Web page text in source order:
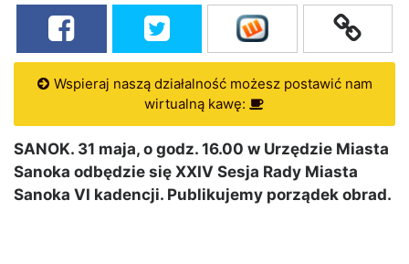
Wspieraj naszą działalność możesz postawić nam
wirtualną kawę:
SANOK. 31 maja, o godz. 16.00 w Urzędzie Miasta
Sanoka odbędzie się XXIV Sesja Rady Miasta
Sanoka VI kadencji. Publikujemy porządek obrad.